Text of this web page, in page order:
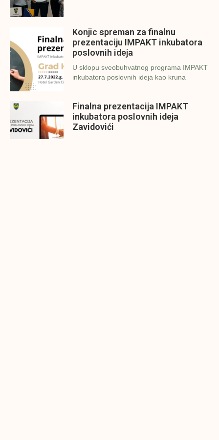
Konjic spreman za finalnu
prezentaciju IMPAKT inkubatora
poslovnih ideja
U sklopu sveobuhvatnog programa IMPAKT
inkubatora poslovnih ideja kao kruna
Finalna prezentacija IMPAKT
inkubatora poslovnih ideja
Zavidovići